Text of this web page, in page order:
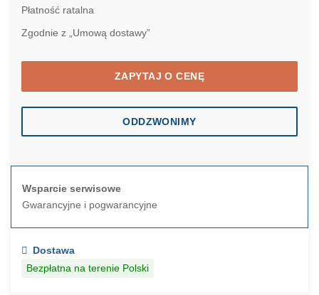
Płatność ratalna
Zgodnie z „Umową dostawy”
ZAPYTAJ O CENĘ
ODDZWONIMY
Wsparcie serwisowe
Gwarancyjne i pogwarancyjne
Dostawa
Bezpłatna na terenie Polski